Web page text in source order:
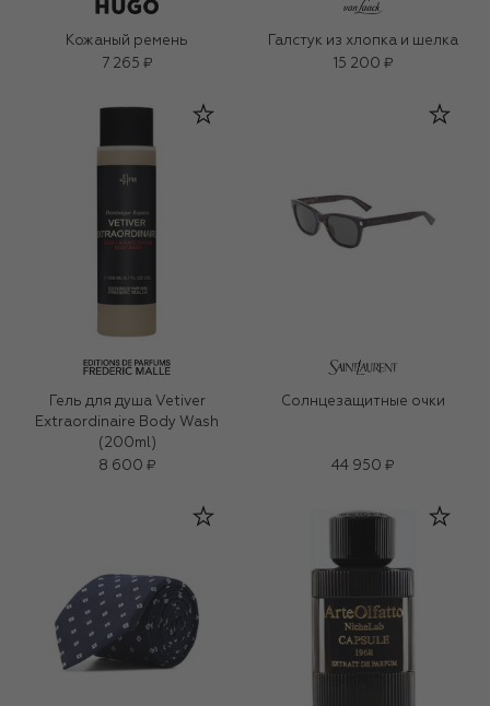
Кожаный ремень
7 265 ₽
Галстук из хлопка и шелка
15 200 ₽
Гель для душа Vetiver
Extraordinaire Body Wash
(200ml)
8 600 ₽
Солнцезащитные очки
44 950 ₽